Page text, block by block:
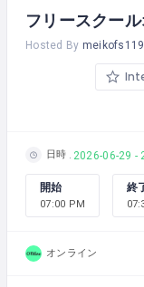
フリースクー
Hosted By
日時 2026-06-29 -
開始
07:00 PM
終
オンライン